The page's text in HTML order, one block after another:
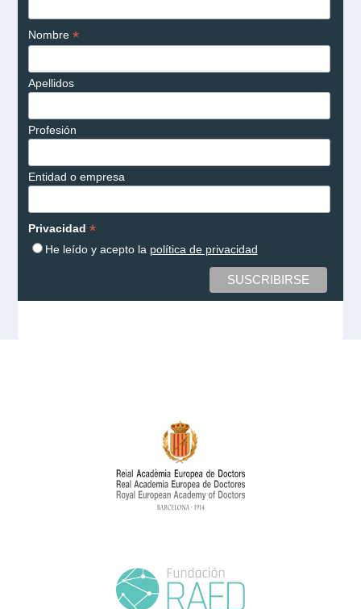
Nombre *
Apellidos
Profesión
Entidad o empresa
Privacidad *
He leído y acepto la política de privacidad